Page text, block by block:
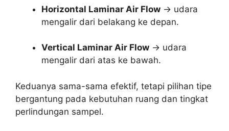
Horizontal Laminar Air Flow → udara
mengalir dari belakang ke depan.
Vertical Laminar Air Flow → udara
mengalir dari atas ke bawah.
Keduanya sama-sama efektif, tetapi pilihan tipe
bergantung pada kebutuhan ruang dan tingkat
perlindungan sampel.